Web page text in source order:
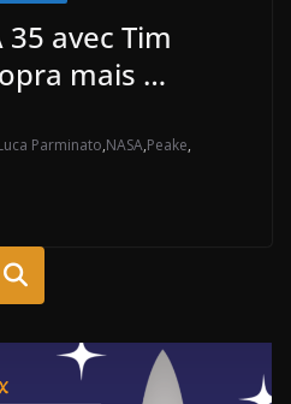
35 avec Tim
mais …
Parminato,NASA,Peake,